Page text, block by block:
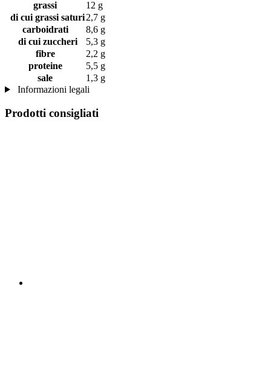
grassi
12 g
di cui grassi saturi2,7 g
carboidrati
8,6 g
di cui zuccheri
5,3 g
fibre
2,2 g
proteine
5,5 g
sale
1,3 g
Informazioni legali
Prodotti consigliati